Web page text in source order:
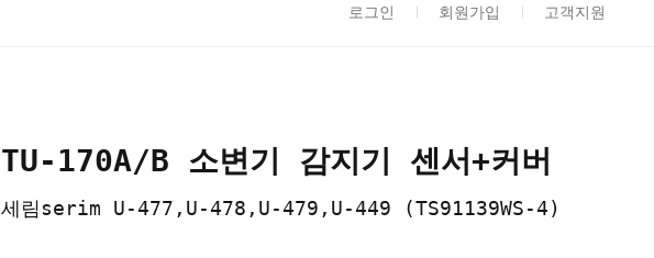
로그인 회원가입 고객지원
TU-170A/B 소변기 감지기 센서+커버
세림serim U-477,U-478,U-479,U-449 (TS91139WS-4)